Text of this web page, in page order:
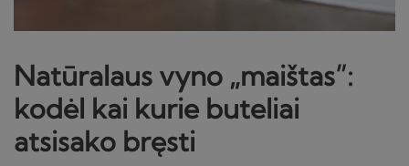
Natūralaus vyno „maištas”:
kodėl kai kurie buteliai
atsisako bręsti